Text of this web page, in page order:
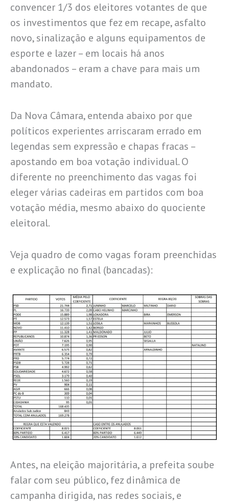
convencer 1/3 dos eleitores votantes de que
os investimentos que fez em recape, asfalto
novo, sinalização e alguns equipamentos de
esporte e lazer – em locais há anos
abandonados – eram a chave para mais um
mandato.
Da Nova Câmara, entenda abaixo por que
políticos experientes arriscaram errado em
legendas sem expressão e chapas fracas –
apostando em boa votação individual. O
diferente no preenchimento das vagas foi
eleger várias cadeiras em partidos com boa
votação média, mesmo abaixo do quociente
eleitoral.
Veja quadro de como vagas foram preenchidas
e explicação no final (bancadas):
Antes, na eleição majoritária, a prefeita soube
falar com seu público, fez dinâmica de
campanha dirigida, nas redes sociais, e